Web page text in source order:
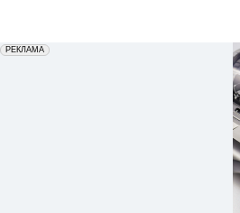
erid: 2VfnxxmNzs5
РЕКЛАМА